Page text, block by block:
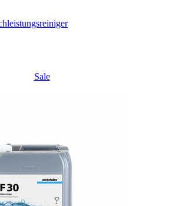
Sale